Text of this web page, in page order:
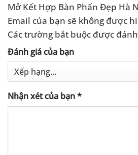
Mở Kết Hợp Bàn Phấn Đẹp Hà
Email của bạn sẽ không được
Các trường bắt buộc được
Đánh giá của bạn
Nhận xét của bạn*